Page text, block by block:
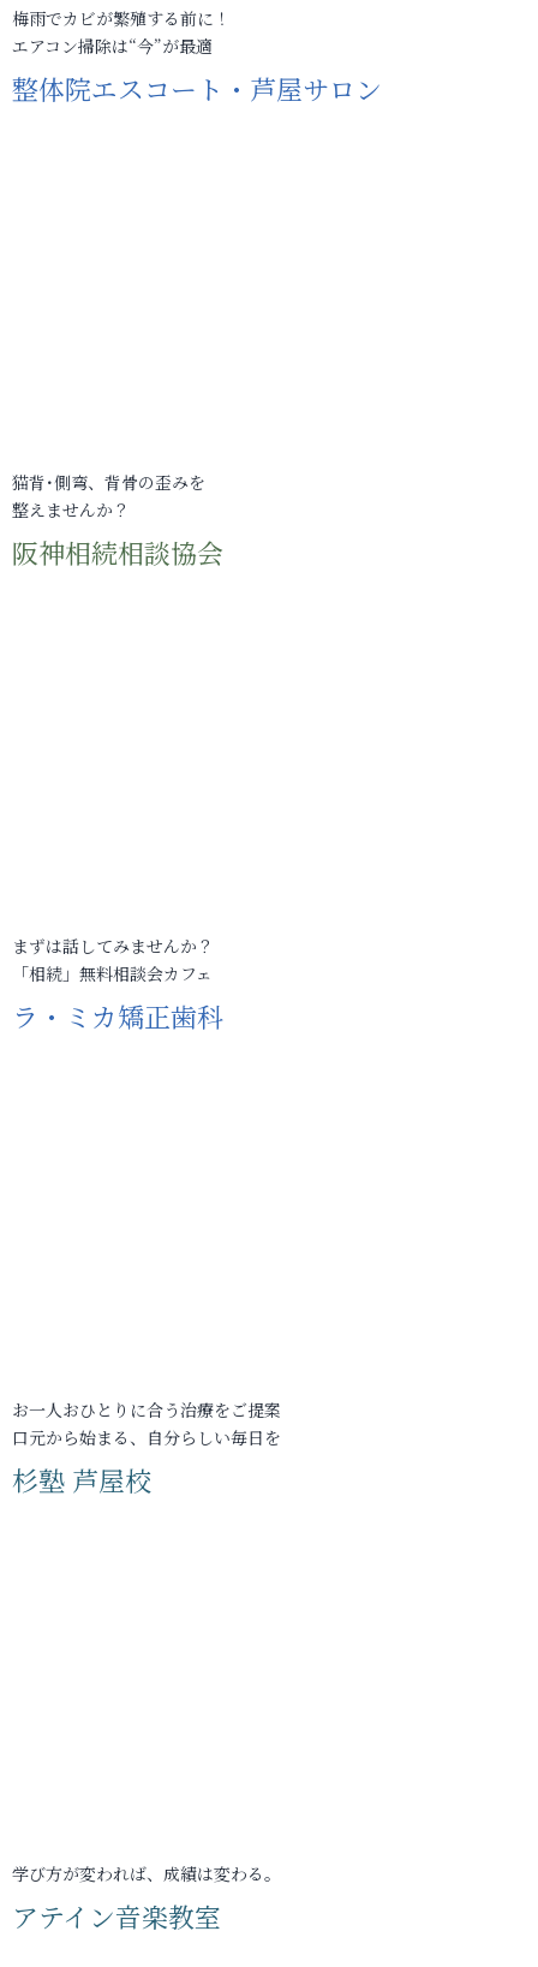
梅雨でカビが繁殖する前に！
エアコン掃除は“今”が最適
整体院エスコート・芦屋サロン
猫背･側弯、背骨の歪みを
整えませんか？
阪神相続相談協会
まずは話してみませんか？
「相続」無料相談会カフェ
ラ・ミカ矯正歯科
お一人おひとりに合う治療をご提案
口元から始まる、自分らしい毎日を
杉塾 芦屋校
学び方が変われば、成績は変わる。
アテイン音楽教室